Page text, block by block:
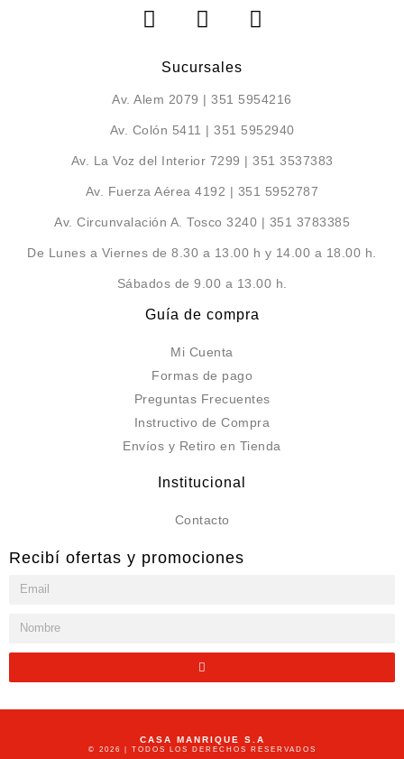
Sucursales
Av. Alem 2079 | 351 5954216
Av. Colón 5411 | 351 5952940
Av. La Voz del Interior 7299 | 351 3537383
Av. Fuerza Aérea 4192 | 351 5952787
Av. Circunvalación A. Tosco 3240 | 351 3783385
De Lunes a Viernes de 8.30 a 13.00 h y 14.00 a 18.00 h.
Sábados de 9.00 a 13.00 h.
Guía de compra
Mi Cuenta
Formas de pago
Preguntas Frecuentes
Instructivo de Compra
Envíos y Retiro en Tienda
Institucional
Contacto
Recibí ofertas y promociones
CASA MANRIQUE S.A
© 2026 | TODOS LOS DERECHOS RESERVADOS